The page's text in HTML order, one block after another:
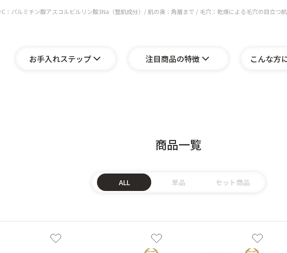
：パルミチン酸アスコルビルリン酸3Na（整肌成分）/ 肌の奥：角層まで / 毛穴：乾燥による毛穴の目立つ
お手入れステップ 注目商品の特徴 こんな方
商品一覧
ALL 単品 セット商品